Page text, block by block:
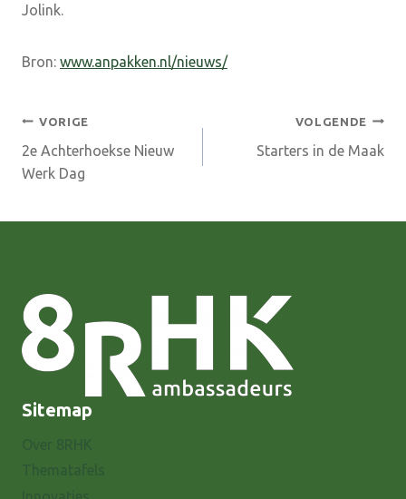
Jolink.
Bron: www.anpakken.nl/nieuws/
Bericht
navigatie
VORIGE
2e Achterhoekse Nieuw
Werk Dag
VOLGENDE
Starters in de Maak
Sitemap